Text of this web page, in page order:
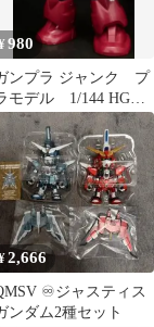
980
ンプラ ジャンク プ
モデル 1/144 HGUC
ャア専用ズゴック ク
リ済
2,666
♾️ジャスティス
ンダム2種セット